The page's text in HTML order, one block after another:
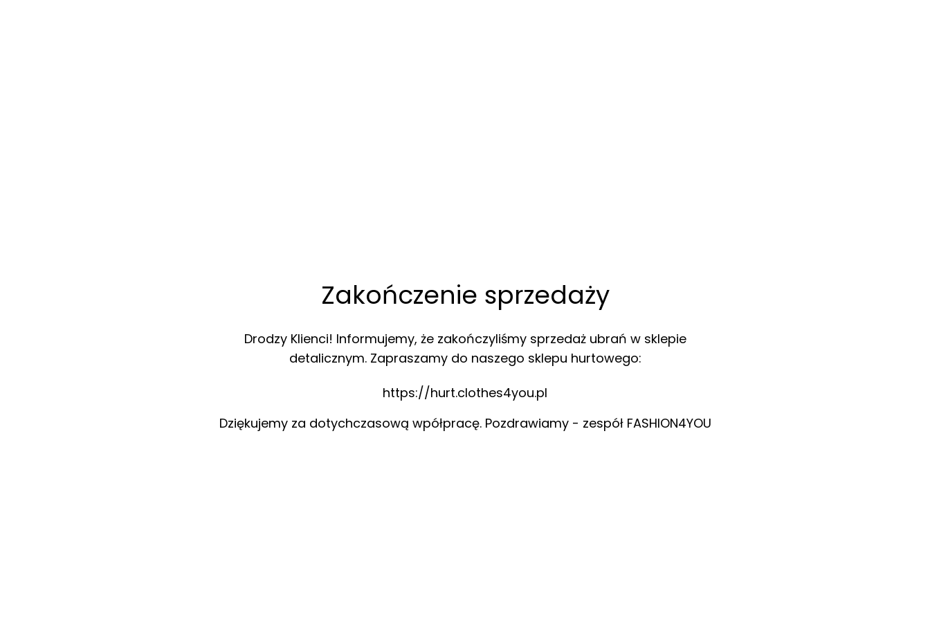
Zakończenie sprzedaży
Drodzy Klienci! Informujemy, że zakończyliśmy sprzedaż ubrań w sklepie
detalicznym. Zapraszamy do naszego sklepu hurtowego:
https://hurt.clothes4you.pl
Dziękujemy za dotychczasową wpółpracę. Pozdrawiamy - zespół FASHION4YOU